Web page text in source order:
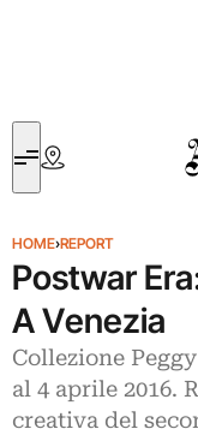
HOME›REPORT
Postwar
A Venezia
Collezione
al 4 aprile 2016.
creativa del